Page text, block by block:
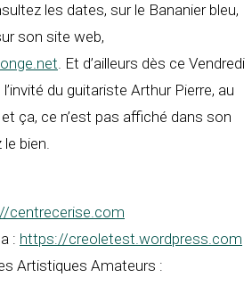
les dates, sur le Bananier bleu,
son site web,
. Et d’ailleurs dès ce Vendredi
du guitariste Arthur Pierre, au
ça, ce n’est pas affiché dans son
bien.
centrecerise.com
: https://creoletest.wordpress.com
Artistiques Amateurs :